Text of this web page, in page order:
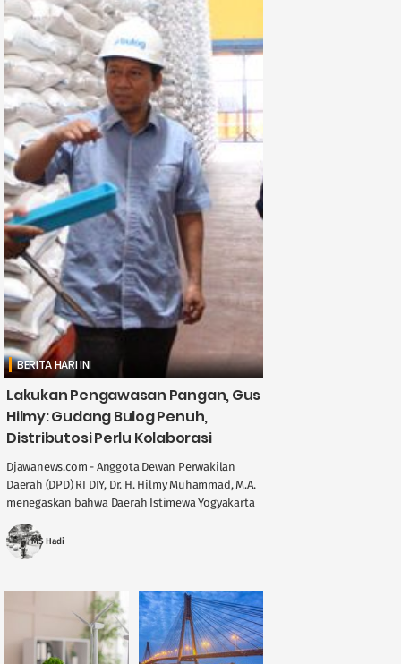
BERITA HARI INI
Lakukan Pengawasan Pangan, Gus
Hilmy: Gudang Bulog Penuh,
Distributosi Perlu Kolaborasi
Djawanews.com - Anggota Dewan Perwakilan
Daerah (DPD) RI DIY, Dr. H. Hilmy Muhammad, M.A.
menegaskan bahwa Daerah Istimewa Yogyakarta
memegang peran penting dalam menjaga
stabilitas ....
MS Hadi